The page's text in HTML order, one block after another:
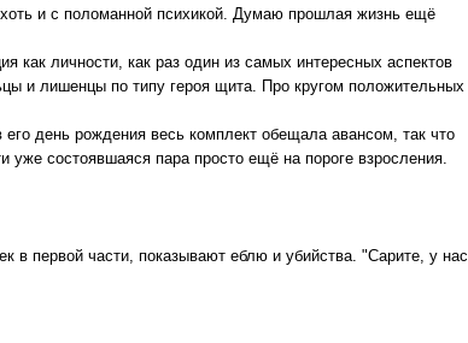
и с поломанной психикой. Думаю прошлая жизнь ещё
как личности, как раз один из самых интересных аспектов
и лишенцы по типу героя щита. Про кругом положительных
день рождения весь комплект обещала авансом, так что
состоявшаяся пара просто ещё на пороге взросления.
в первой части, показывают еблю и убийства. "Сарите, у нас